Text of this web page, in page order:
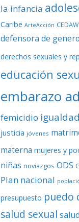
la infancia
Caribe ArteAcción CEDAW
defensora de genero
derechos sexuales y
educación
embarazo
femicidio
justicia jóvenes
materna mujeres y
niñas noviazgos ODS
Plan nacional
presupuesto puedo
salud sexual